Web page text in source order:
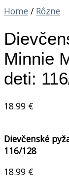
Home / Rôzne
Minnie
deti:
18.99 €
Dievčenské
116/128
18.99 €